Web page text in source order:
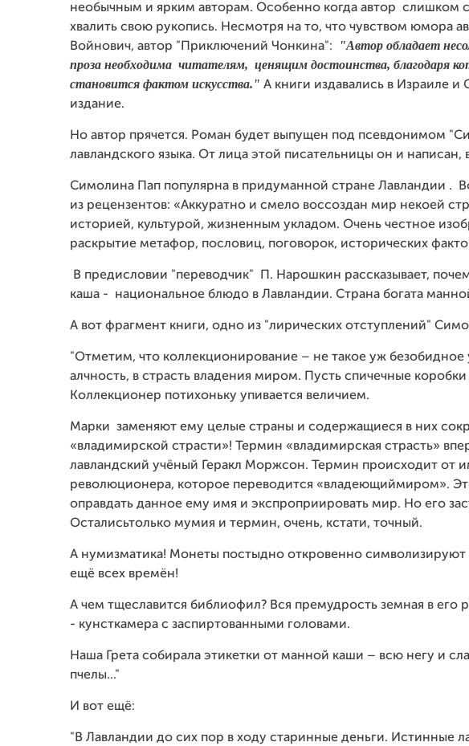
необычным и ярким авторам. Особенно когда автор слишком
хвалить свою рукопись. Несмотря на то, что чувством юмора
Войнович, автор "Приключений Чонкина":
"Автор обладает
проза необходима читателям, ценящим достоинства, благодаря
становится фактом искусства." А книги издавались в Израиле
издание.
Но автор прячется. Роман будет выпущен под псевдонимом
лавландского языка. От лица этой писательницы он и
Симолина Пап популярна в придуманной стране Лавландии .
из рецензентов: «Аккуратно и смело воссоздан мир некоей
историей, культурой, жизненным укладом. Очень честное
раскрытие метафор, пословиц, поговорок, исторических
В предисловии "переводчик" П. Нарошкин рассказывает,
каша - национальное блюдо в Лавландии. Страна богата
А вот фрагмент книги, одно из "лирических отступлений"
"Отметим, что коллекционирование – не такое уж безобидное
алчность, в страсть владения миром. Пусть спичечные коробки
Коллекционер потихоньку упивается величием.
Марки заменяют ему целые страны и содержащиеся в них
«владимирской страсти»! Термин «владимирская страсть»
лавландский учёный Геракл Моржсон. Термин происходит от
революционера, которое переводится «владеющиймиром».
оправдать данное ему имя и экспроприировать мир. Но его
Осталисьтолько мумия и термин, очень, кстати, точный.
А нумизматика! Монеты постыдно откровенно символизируют
ещё всех времён!
А чем тщеславится библиофил? Вся премудрость земная в его
- кунсткамера с заспиртованными головами.
Наша Грета собирала этикетки от манной каши – всю негу и
пчелы..."
И вот ещё:
"В Лавландии до сих пор в ходу старинные деньги. Истинные